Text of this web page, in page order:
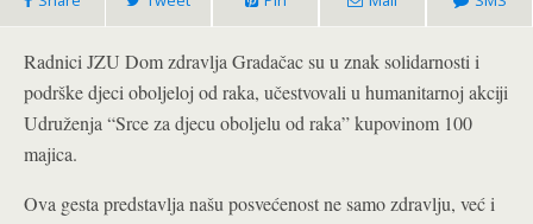
Radnici JZU Dom zdravlja Gradačac su u znak solidarnosti i
podrške djeci oboljeloj od raka, učestvovali u humanitarnoj akciji
Udruženja “Srce za djecu oboljelu od raka” kupovinom 100
majica.
Ova gesta predstavlja našu posvećenost ne samo zdravlju, već i